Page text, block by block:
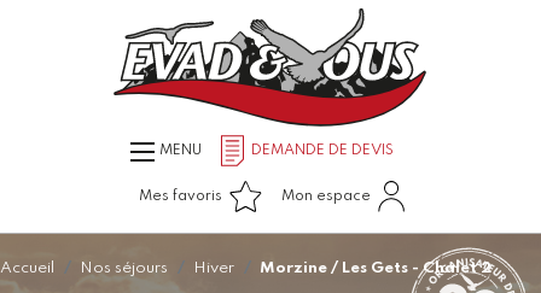
MENU DEMANDE DE DEVIS
Mes favoris Mon espace
Accueil Nos séjours Hiver Morzine / Les Gets - Chalet 2